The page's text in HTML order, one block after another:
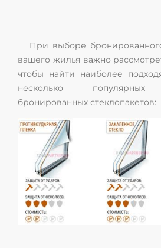
При выборе
вашего жилья важно
чтобы найти наиболее
несколько популярных
бронированных стеклопакетов: